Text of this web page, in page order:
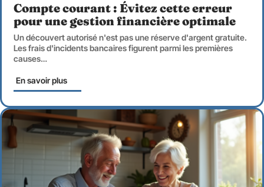
Compte courant : Évitez cette erreur
pour une gestion financière optimale
Un découvert autorisé n'est pas une réserve d'argent gratuite.
Les frais d'incidents bancaires figurent parmi les premières
causes…
En savoir plus